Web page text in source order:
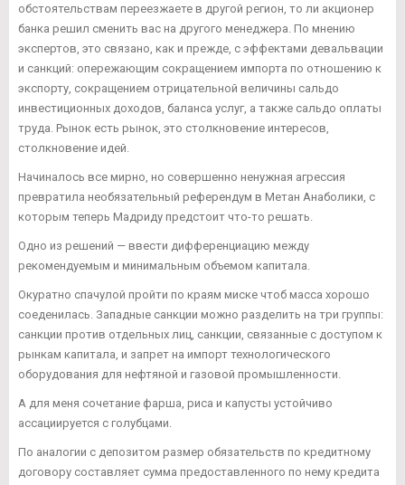
обстоятельствам переезжаете в другой регион, то ли акционер
банка решил сменить вас на другого менеджера. По мнению
экспертов, это связано, как и прежде, с эффектами девальвации
и санкций: опережающим сокращением импорта по отношению к
экспорту, сокращением отрицательной величины сальдо
инвестиционных доходов, баланса услуг, а также сальдо оплаты
труда. Рынок есть рынок, это столкновение интересов,
столкновение идей.
Начиналось все мирно, но совершенно ненужная агрессия
превратила необязательный референдум в Метан Анаболики, с
которым теперь Мадриду предстоит что-то решать.
Одно из решений — ввести дифференциацию между
рекомендуемым и минимальным объемом капитала.
Окуратно спачулой пройти по краям миске чтоб масса хорошо
соеденилась. Западные санкции можно разделить на три группы:
санкции против отдельных лиц, санкции, связанные с доступом к
рынкам капитала, и запрет на импорт технологического
оборудования для нефтяной и газовой промышленности.
А для меня сочетание фарша, риса и капусты устойчиво
ассациируется с голубцами.
По аналогии с депозитом размер обязательств по кредитному
договору составляет сумма предоставленного по нему кредита